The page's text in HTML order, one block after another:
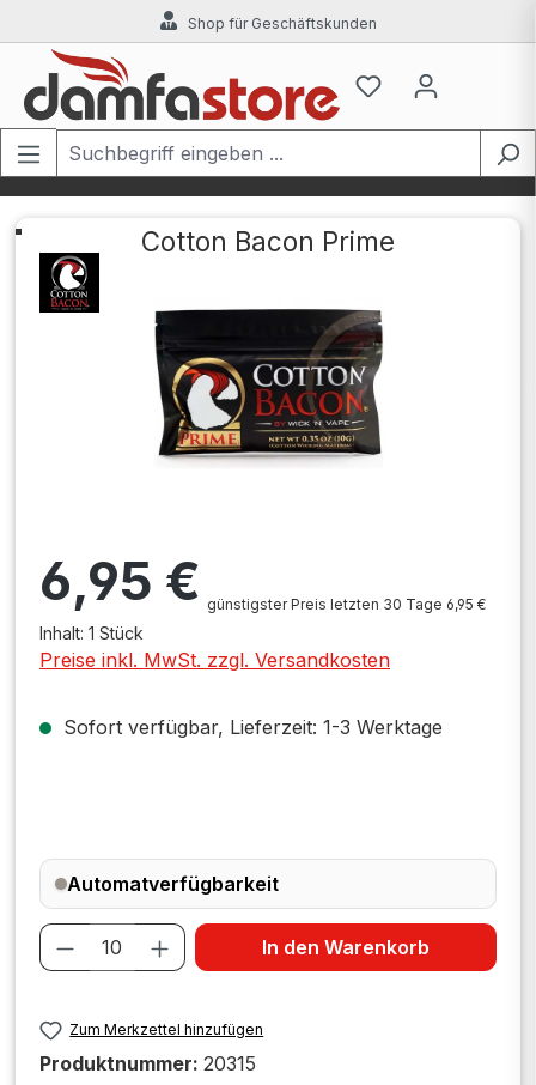
Zum Hauptinhalt springenShop für Geschäftskunden
Cotton Bacon Prime
Bildergalerie überspringen
6,95 € günstigster Preis letzten 30 Tage 6,95 €
Inhalt: 1 Stück
Preise inkl. MwSt. zzgl. Versandkosten
Sofort verfügbar, Lieferzeit: 1-3 Werktage
Automatverfügbarkeit
Produkt Anzahl: Gib den
In den Warenkorb
Zum Merkzettel hinzufügen
Produktnummer: 20315